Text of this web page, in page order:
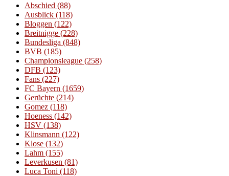
Abschied (88)
Ausblick (118)
Bloggen (122)
Breitnigge (228)
Bundesliga (848)
BVB (185)
Championsleague (258)
DFB (123)
Fans (227)
FC Bayern (1659)
Gerüchte (214)
Gomez (118)
Hoeness (142)
HSV (138)
Klinsmann (122)
Klose (132)
Lahm (155)
Leverkusen (81)
Luca Toni (118)